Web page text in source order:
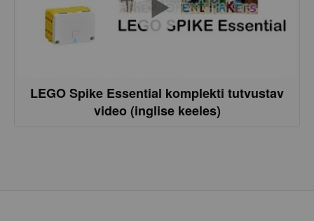
LEGO Spike Essential komplekti tutvustav
video (inglise keeles)